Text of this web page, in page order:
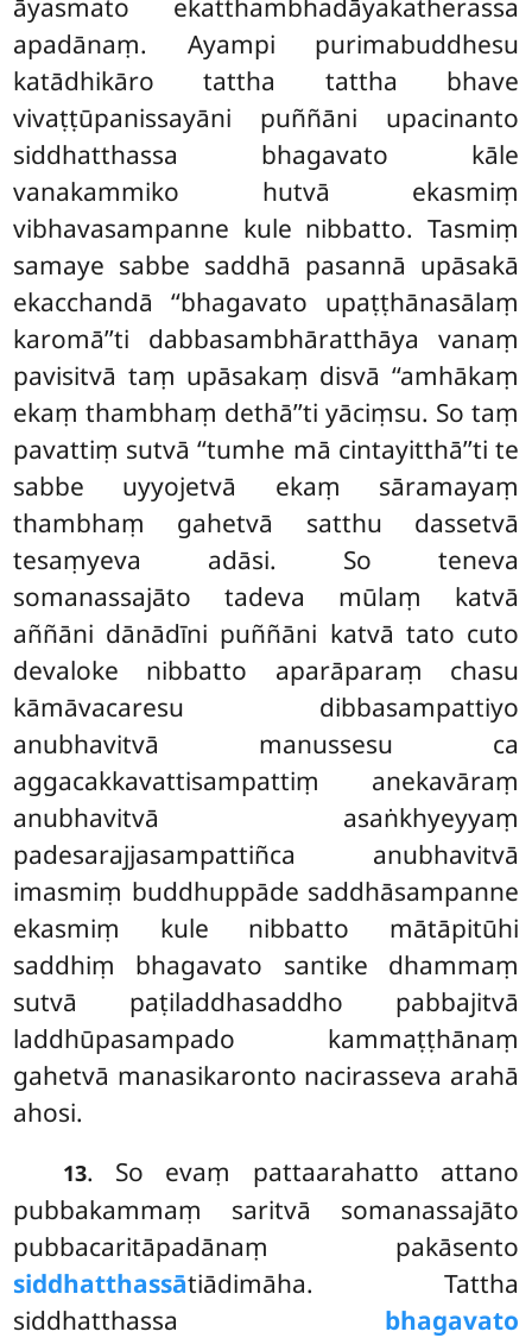
āyasmato ekatthambhadāyakatherassa
apadānaṃ. Ayampi purimabuddhesu
katādhikāro tattha tattha bhave
vivaṭṭūpanissayāni puññāni upacinanto
siddhatthassa bhagavato kāle
vanakammiko hutvā ekasmiṃ
vibhavasampanne kule nibbatto. Tasmiṃ
samaye sabbe saddhā pasannā upāsakā
ekacchandā ‘‘bhagavato upaṭṭhānasālaṃ
karomā’’ti dabbasambhāratthāya vanaṃ
pavisitvā taṃ upāsakaṃ disvā ‘‘amhākaṃ
ekaṃ thambhaṃ dethā’’ti yāciṃsu. So taṃ
pavattiṃ sutvā ‘‘tumhe mā cintayitthā’’ti te
sabbe uyyojetvā ekaṃ sāramayaṃ
thambhaṃ gahetvā satthu dassetvā
tesaṃyeva adāsi. So teneva
somanassajāto tadeva mūlaṃ katvā
aññāni dānādīni puññāni katvā tato cuto
devaloke nibbatto aparāparaṃ chasu
kāmāvacaresu dibbasampattiyo
anubhavitvā manussesu ca
aggacakkavattisampattiṃ anekavāraṃ
anubhavitvā asaṅkhyeyyaṃ
padesarajjasampattiñca anubhavitvā
imasmiṃ buddhuppāde saddhāsampanne
ekasmiṃ kule nibbatto mātāpitūhi
saddhiṃ bhagavato santike dhammaṃ
sutvā paṭiladdhasaddho pabbajitvā
laddhūpasampado kammaṭṭhānaṃ
gahetvā manasikaronto nacirasseva arahā
ahosi.
13. So evaṃ pattaarahatto attano
pubbakammaṃ saritvā somanassajāto
pubbacaritāpadānaṃ pakāsento
siddhatthassātiādimāha. Tattha
siddhatthassa bhagavato